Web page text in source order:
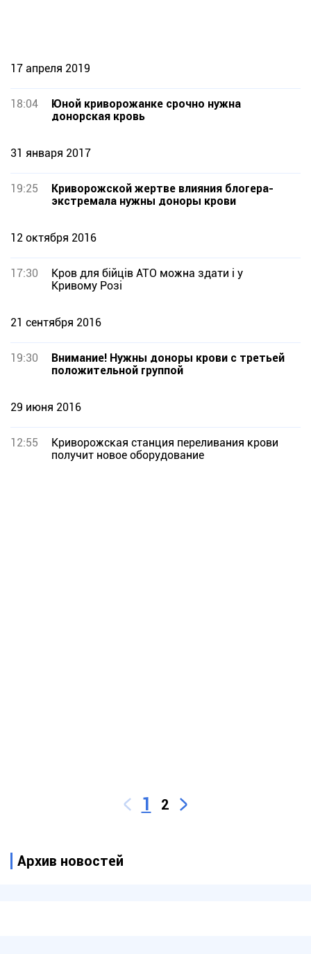
17 апреля 2019
18:04
Юной криворожанке срочно нужна
донорская кровь
31 января 2017
19:25
Криворожской жертве влияния блогера-
экстремала нужны доноры крови
12 октября 2016
17:30
Кров для бійців АТО можна здати і у
Кривому Розі
21 сентября 2016
19:30
Внимание! Нужны доноры крови с третьей
положительной группой
29 июня 2016
12:55
Криворожская станция переливания крови
получит новое оборудование
1 2
Архив новостей